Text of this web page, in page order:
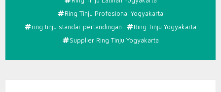
Ring Tinju Profesional Yogyakarta
ring tinju standar pertandingan
Ring Tinju Yogyakarta
Supplier Ring Tinju Yogyakarta